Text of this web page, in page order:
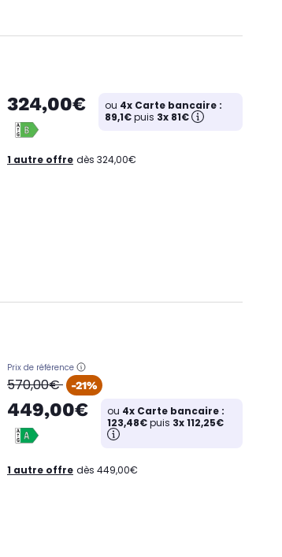
324,00€ ou 4x Carte bancaire :
89,1€puis 3x 81€
1 autre offre dès 324,00€
Prix de référence
oldPrice
570,00€ -21%
449,00€ ou 4x Carte bancaire :
123,48€puis 3x 112,25€
1 autre offre dès 449,00€